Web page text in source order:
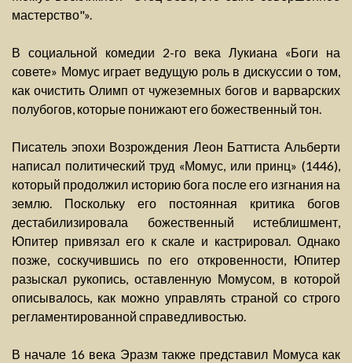
мастерство"».
В социальной комедии 2-го века Лукиана «Боги на
совете» Момус играет ведущую роль в дискуссии о том,
как очистить Олимп от чужеземных богов и варварских
полубогов, которые понижают его божественный тон.
Писатель эпохи Возрождения Леон Баттиста Альберти
написал политический труд «Момус, или принц» (1446),
который продолжил историю бога после его изгнания на
землю. Поскольку его постоянная критика богов
дестабилизировала божественный истеблишмент,
Юпитер привязал его к скале и кастрировал. Однако
позже, соскучившись по его откровенности, Юпитер
разыскал рукопись, оставленную Момусом, в которой
описывалось, как можно управлять страной со строго
регламентированной справедливостью.
В начале 16 века Эразм также представил Момуса как